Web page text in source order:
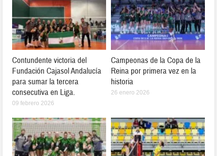
Contundente victoria del
Fundación Cajasol Andalucía
para sumar la tercera
consecutiva en Liga.
09 febrero 2026
Campeonas de la Copa de la
Reina por primera vez en la
historia
26 enero 2026